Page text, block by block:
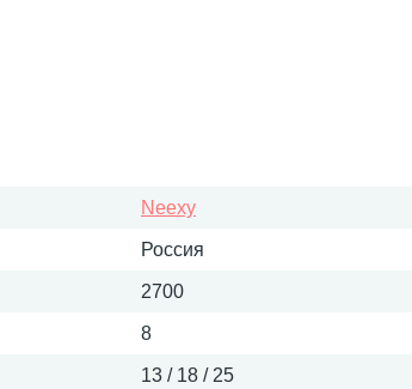
Neexy
Россия
2700
8
13 / 18 / 25